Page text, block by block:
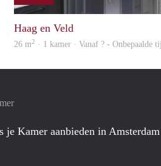
Haag en Veld
26 m2 · 1 kamer · Vanaf ? - Onbepaalde
je Kamer aanbieden in Amsterdam